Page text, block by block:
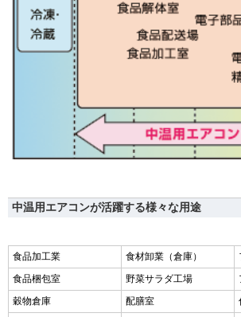
中温用エアコンが活躍する様々な用途
食品加工業 食材卸業（倉庫）
食品梱包室
野菜サラダ工場
穀物倉庫
配膳室